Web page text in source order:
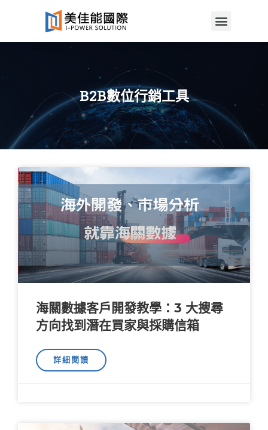
B2B數位行銷工具
海關數據客戶開發教學：3 大搜尋
方向找到潛在買家與採購信箱
詳細閱讀